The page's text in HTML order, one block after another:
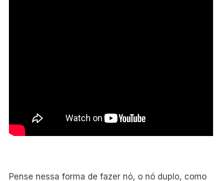
Pense nessa forma de fazer nó, o nó duplo, como